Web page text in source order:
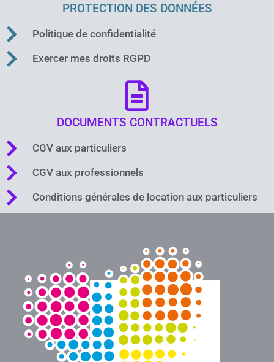
PROTECTION DES DONNÉES
Politique de confidentialité
Exercer mes droits RGPD
DOCUMENTS CONTRACTUELS
CGV aux particuliers
CGV aux professionnels
Conditions générales de location aux particuliers